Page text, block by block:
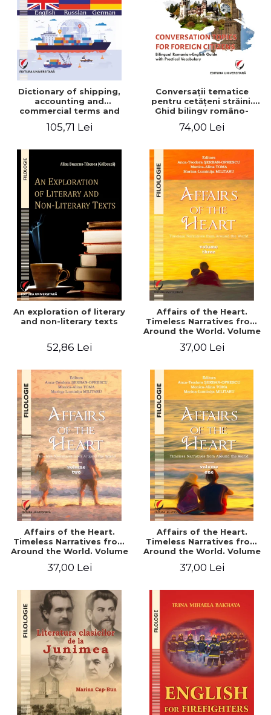
Dictionary of shipping,
accounting and
commercial terms and
Russian – German
105,71 Lei
Conversaţii tematice
pentru cetăţeni străini.
Ghid bilingv româno-
practic/Conversation
Bilingual Romanian-English
guide with practical
vocabulary
74,00 Lei
An exploration of literary
and non-literary texts
52,86 Lei
Affairs of the Heart.
Timeless Narratives from
Around the World. Volume
37,00 Lei
Affairs of the Heart.
Timeless Narratives from
Around the World. Volume
37,00 Lei
Affairs of the Heart.
Timeless Narratives from
Around the World. Volume
37,00 Lei